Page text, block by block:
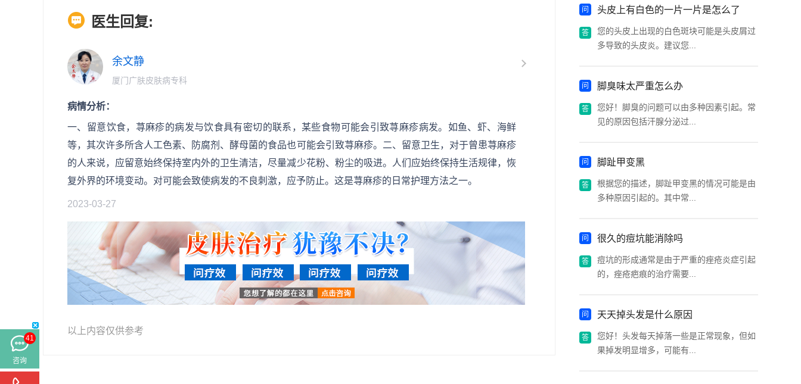
医生回复:
余文静
厦门广肤皮肤病专科
病情分析：
一、留意饮食，荨麻疹的病发与饮食具有密切的联系，某些食物可能会引致荨麻疹病发。如鱼、虾、海鲜
等，其次许多所含人工色素、防腐剂、酵母菌的食品也可能会引致荨麻疹。二、留意卫生，对于曾患荨麻疹
的人来说，应留意始终保持室内外的卫生清洁，尽量减少花粉、粉尘的吸进。人们应始终保持生活规律，恢
复外界的环境变动。对可能会致使病发的不良刺激，应予防止。这是荨麻疹的日常护理方法之一。
2023-03-27
以上内容仅供参考
头皮上有白色的一片一片是怎么了
您的头皮上出现的白色斑块可能是头皮屑过
多导致的头皮炎。建议您...
脚臭味太严重怎么办
您好！脚臭的问题可以由多种因素引起。常
见的原因包括汗腺分泌过...
脚趾甲变黑
根据您的描述，脚趾甲变黑的情况可能是由
多种原因引起的。其中常...
很久的痘坑能消除吗
痘坑的形成通常是由于严重的痤疮炎症引起
的，痤疮疤痕的治疗需要...
天天掉头发是什么原因
您好！头发每天掉落一些是正常现象，但如
果掉发明显增多，可能有...
41
咨询